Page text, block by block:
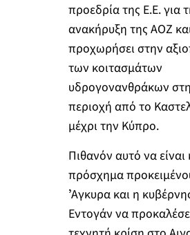
προεδρία της Ε.Ε. για
ανακήρυξη της ΑΟΖ
προχωρήσει στην
των κοιτασμάτων
υδρογονανθράκων
περιοχή από το
μέχρι την Κύπρο.
Πιθανόν αυτό να είναι
πρόσχημα
ʼΑγκυρα και η
Εντογάν να